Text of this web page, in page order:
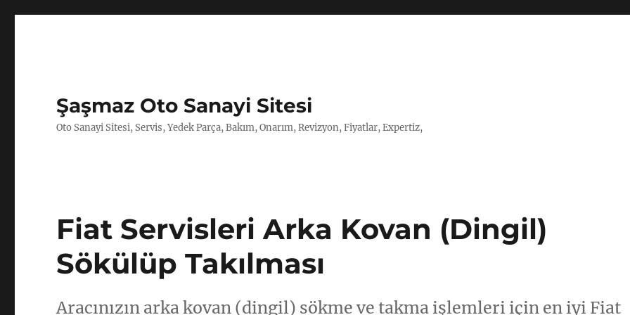
Şaşmaz Oto Sanayi Sitesi
Oto Sanayi Sitesi, Servis, Yedek Parça, Bakım, Onarım, Revizyon, Fiyatlar, Expertiz,
Fiat Servisleri Arka Kovan (Dingil)
Sökülüp Takılması
Aracınızın arka kovan (dingil) sökme ve takma işlemleri için en iyi Fiat